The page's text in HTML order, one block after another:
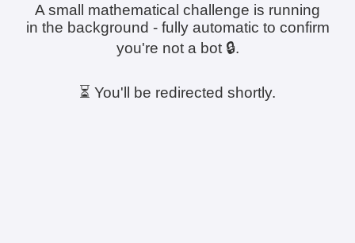
A small mathematical challenge is running
in the background - fully automatic to confirm
you're not a bot 🔒.
⏳ You'll be redirected shortly.